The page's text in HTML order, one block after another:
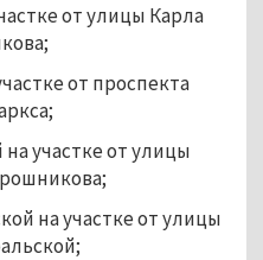
от улицы Карла
от проспекта
участке от улицы
на участке от улицы